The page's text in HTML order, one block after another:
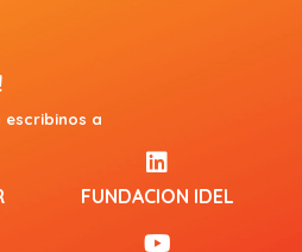
a
FUNDACION IDEL